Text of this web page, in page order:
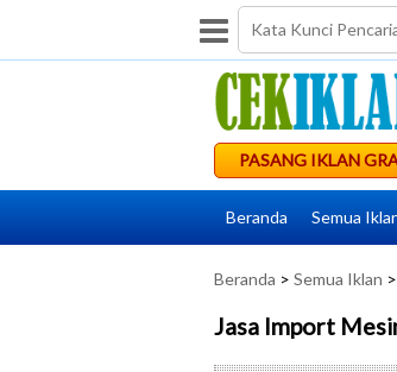
PASANG IKLAN
Beranda Semua
Beranda > Semua Iklan >
Jasa Import